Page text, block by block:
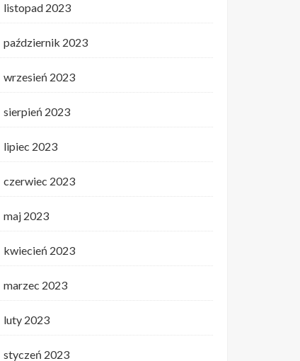
listopad 2023
październik 2023
wrzesień 2023
sierpień 2023
lipiec 2023
czerwiec 2023
maj 2023
kwiecień 2023
marzec 2023
luty 2023
styczeń 2023